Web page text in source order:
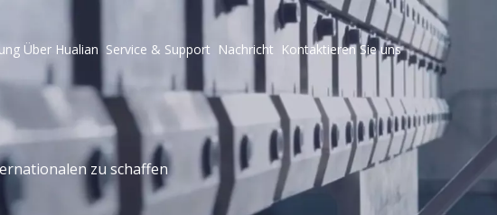
Über Hualian Service & Support Nachricht Kontaktieren Sie uns
zu schaffen